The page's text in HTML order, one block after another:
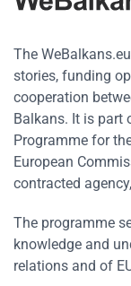
The
stories, funding
cooperation
Balkans. It is part
Programme for
European
contracted agency,
The programme
knowledge and
relations and of